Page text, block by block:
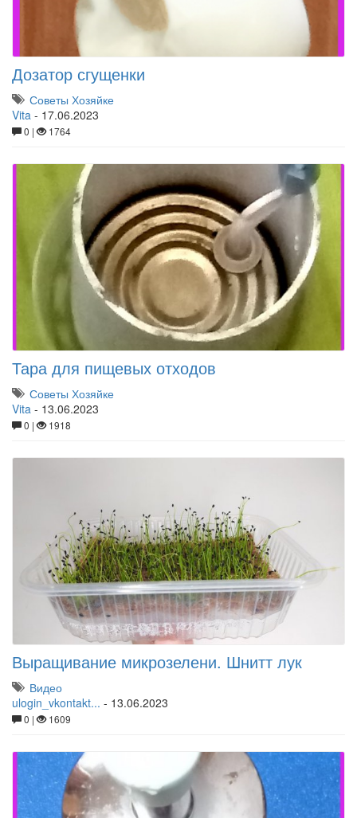
Дозатор сгущенки
Советы Хозяйке
Vita - 17.06.2023
0 | 1764
Тара для пищевых отходов
Советы Хозяйке
Vita - 13.06.2023
0 | 1918
Выращивание микрозелени. Шнитт лук
Видео
ulogin_vkontakt... - 13.06.2023
0 | 1609